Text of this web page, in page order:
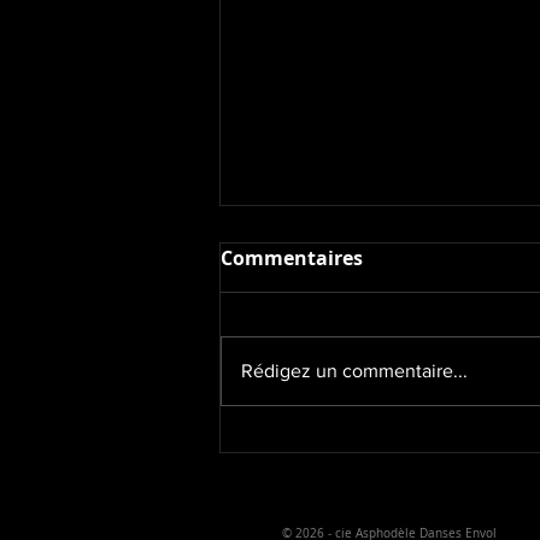
Simone Forti
Commentaires
Rédigez un commentaire...
© 2026 - cie Asphodèle Danses Envol